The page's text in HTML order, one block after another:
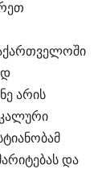
არის
და